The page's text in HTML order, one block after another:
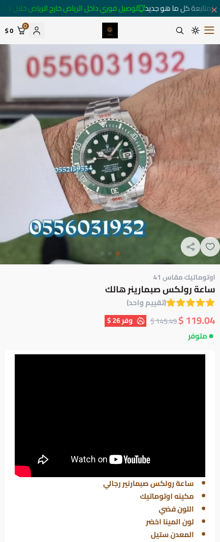
لمتابعة كل ما هو جديد توصيل فوري داخل الرياض خارج الرياض خلال 3 أيام 🚚
متجر ساعات رومانس
0
0 $
اوتوماتيك مقاس 41
ساعة رولكس صبمارينر هالك
(تقييم واحد)
119.04 $
145.49 $ وفر26 $
متوفر
ساعة رولكس صبمارنير رجالي
مكينه اوتوماتيك
اللون فضي
لون المينا اخضر
المعدن ستيل